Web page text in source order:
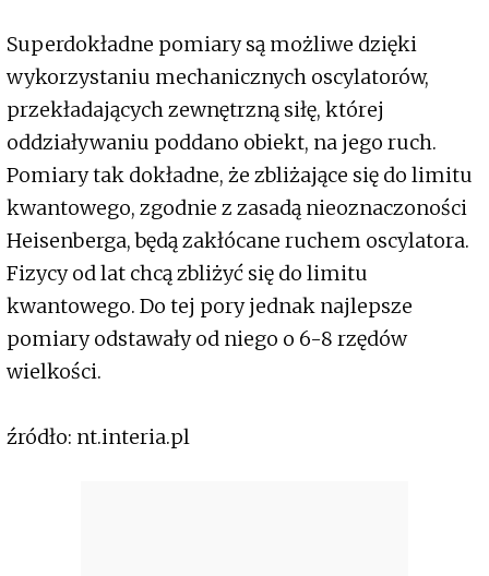
Superdokładne pomiary są możliwe dzięki
wykorzystaniu mechanicznych oscylatorów,
przekładających zewnętrzną siłę, której
oddziaływaniu poddano obiekt, na jego ruch.
Pomiary tak dokładne, że zbliżające się do limitu
kwantowego, zgodnie z zasadą nieoznaczoności
Heisenberga, będą zakłócane ruchem oscylatora.
Fizycy od lat chcą zbliżyć się do limitu
kwantowego. Do tej pory jednak najlepsze
pomiary odstawały od niego o 6-8 rzędów
wielkości.
źródło: nt.interia.pl